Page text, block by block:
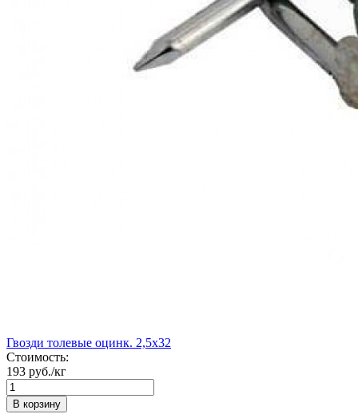
Гвозди толевые оцинк. 2,5х32
Стоимость:
193 руб./кг
В корзину